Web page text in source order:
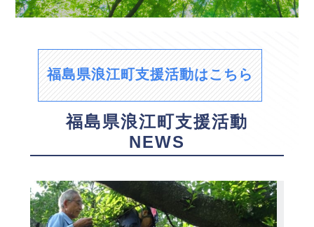
福島県浪江町支援活動はこちら
福島県浪江町支援活動
NEWS